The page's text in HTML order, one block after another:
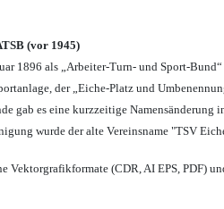
(vor 1945)
1896 als „Arbeiter-Turn- und Sport-
der „Eiche-Platz und
gab es eine kurzzeitige Namensänderung
wurde der alte Vereinsname "TSV
Vektorgrafikformate (CDR, AI EPS, PDF)